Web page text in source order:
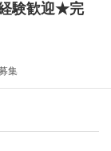
験歓迎★完
集